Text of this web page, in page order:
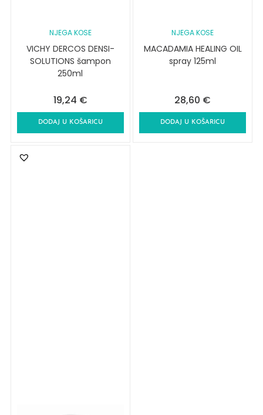
NJEGA KOSE
VICHY DERCOS DENSI-
SOLUTIONS šampon
250ml
19,24 €
DODAJ U KOŠARICU
NJEGA KOSE
MACADAMIA HEALING OIL
spray 125ml
28,60 €
DODAJ U KOŠARICU